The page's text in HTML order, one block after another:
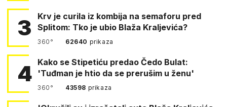
3
Krv je curila iz kombija na semaforu pred
Splitom: Tko je ubio Blaža Kraljevića?
360° 62640 prikaza
4 Kako se Stipetiću predao Čedo Bulat:
'Tuđman je htio da se prerušim u ženu'
360° 43598 prikaza